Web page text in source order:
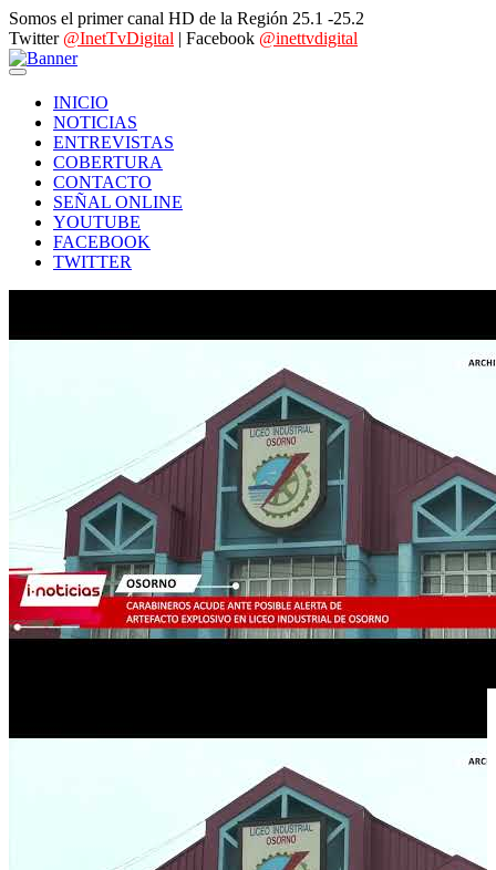
Somos el primer canal HD de la Región 25.1 -25.2
Twitter @InetTvDigital | Facebook @inettvdigital
INICIO
NOTICIAS
ENTREVISTAS
COBERTURA
CONTACTO
SEÑAL ONLINE
YOUTUBE
FACEBOOK
TWITTER